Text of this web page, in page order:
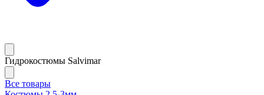
Гидрокостюмы Salvimar
Все товары